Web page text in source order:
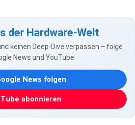
der Hardware-Welt
keinen Deep-Dive verpassen – folge
News und YouTube.
News folgen
abonnieren